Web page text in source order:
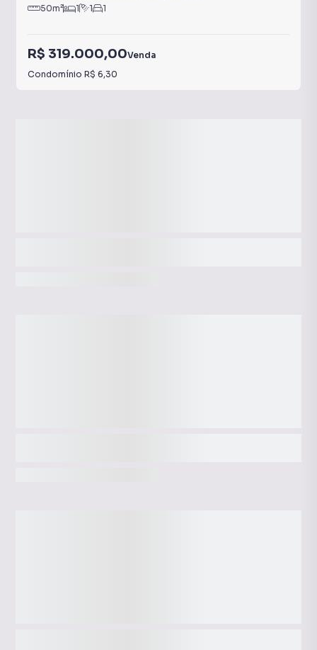
50m² 1 1 1
R$ 319.000,00Venda
Condomínio R$ 6,30